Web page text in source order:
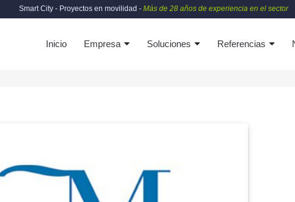
Smart City - Proyectos en movilidad - Más de 28 años de experiencia en el sector
Inicio Empresa Soluciones Referencias